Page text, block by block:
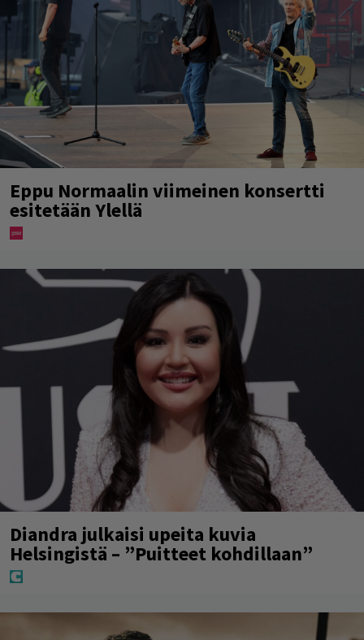
Eppu Normaalin viimeinen konsertti
esitetään Ylellä
Diandra julkaisi upeita kuvia
Helsingistä – ”Puitteet kohdillaan”